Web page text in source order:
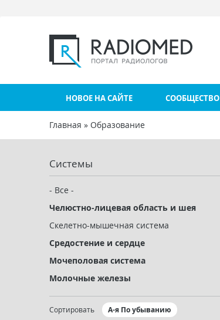
НОВОЕ НА САЙТЕ СООБЩЕСТВО
Вы здесь
Главная » Образование
Системы
- Все -
Челюстно-лицевая область и шея
Скелетно-мышечная система
Средостение и сердце
Мочеполовая система
Молочные железы
Сортировать А-я По убыванию